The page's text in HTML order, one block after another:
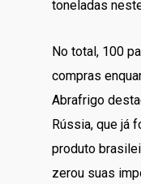
toneladas
No total, 100
compras
Abrafrigo
Rússia, que já
produto
zerou suas